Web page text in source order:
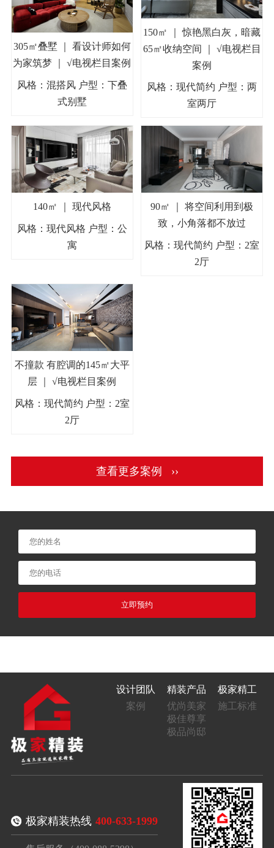
305㎡叠墅 ｜ 看设计师如何
为家筑梦 ｜ √电视栏目案例
风格：混搭风 户型：下叠
式别墅
150㎡ ｜ 惊艳黑白灰，暗藏
65㎡收纳空间 ｜ √电视栏目
案例
风格：现代简约 户型：两
室两厅
140㎡ ｜ 现代风格
风格：现代风格 户型：公
寓
90㎡ ｜ 将空间利用到极
致，小角落都不放过
风格：现代简约 户型：2室
2厅
不撞款 有腔调的145㎡大平
层 ｜ √电视栏目案例
风格：现代简约 户型：2室
2厅
查看更多案例 ››
立即预约
设计团队
案例
精装产品
优尚美家
极佳尊享
极品尚邸
极家精工
施工标准
极家精装热线 400-633-1999